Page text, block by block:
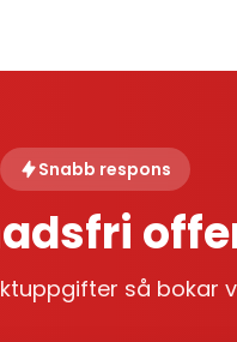
Snabb respons
så bokar